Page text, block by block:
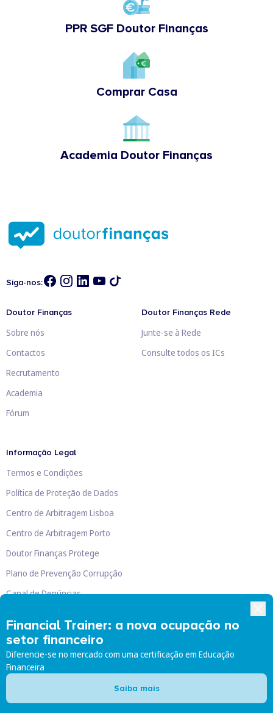
PPR SGF Doutor Finanças
Comprar Casa
Academia Doutor Finanças
Financial Trainer: a nova ocupação no
setor financeiro
Diferencie-se no mercado com uma certificação em Educação
Financeira
Saiba mais
Siga-nos:
Doutor Finanças
Sobre nós
Contactos
Recrutamento
Academia
Fórum
Doutor Finanças Rede
Junte-se à Rede
Consulte todos os ICs
Informação Legal
Termos e Condições
Política de Proteção de Dados
Centro de Arbitragem Lisboa
Centro de Arbitragem Porto
Doutor Finanças Protege
Plano de Prevenção Corrupção
Canal de Denúncias
Doutor Finanças, Lda